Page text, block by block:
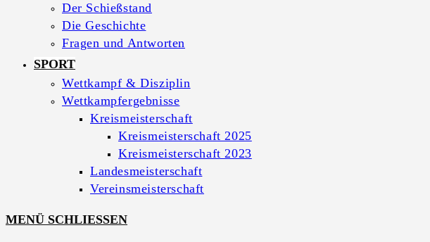
Der Schießstand
Die Geschichte
Fragen und Antworten
SPORT
Wettkampf & Disziplin
Wettkampfergebnisse
Kreismeisterschaft
Kreismeisterschaft 2025
Kreismeisterschaft 2023
Landesmeisterschaft
Vereinsmeisterschaft
MENÜ SCHLIESSEN